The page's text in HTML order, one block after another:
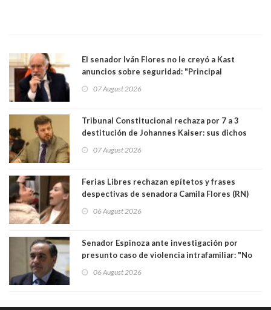
El senador Iván Flores no le creyó a Kast
anuncios sobre seguridad: "Principal
perseguir ruta del dinero y levantar secreto
07 August 2026
Tribunal Constitucional rechaza por 7 a 3
destitución de Johannes Kaiser: sus dichos
justicia constitucional porque no es diputado
07 August 2026
Ferias Libres rechazan epítetos y frases
despectivas de senadora Camila Flores (RN)
06 August 2026
Senador Espinoza ante investigación por
presunto caso de violencia intrafamiliar: "No
antecedentes a Tribunal Supremo
06 August 2026